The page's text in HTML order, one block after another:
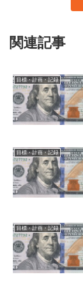
関連記事
目標・計画・記録
目標・計画・記録
目標・計画・記録